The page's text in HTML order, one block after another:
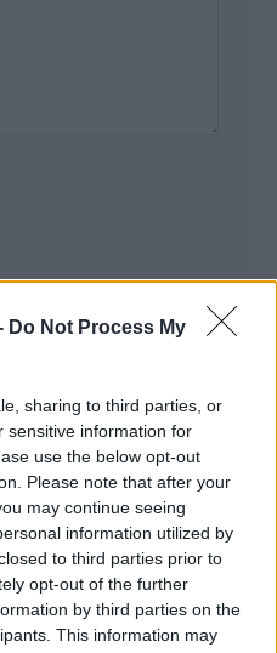
Do Not Process My
sharing to third parties, or
sensitive information for
use the below opt-out
Please note that after your
may continue seeing
information utilized by
to third parties prior to
opt-out of the further
by third parties on the
This information may
είδησης από άλλες
προς το άρθρο